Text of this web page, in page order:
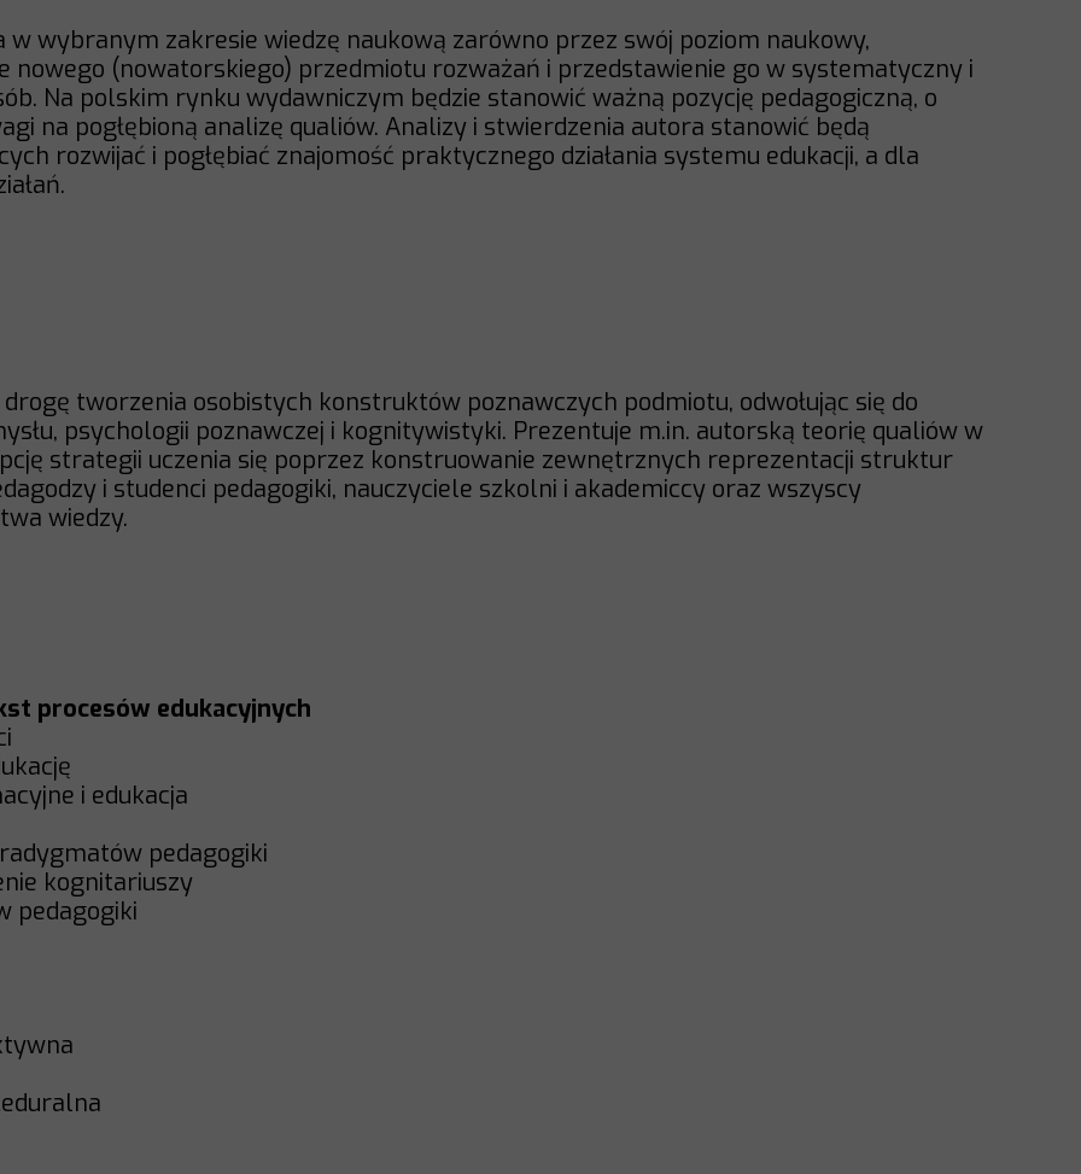
w wybranym zakresie wiedzę naukową zarówno przez swój poziom naukowy,
(nowatorskiego) przedmiotu rozważań i przedstawienie go w systematyczny i
Na polskim rynku wydawniczym będzie stanowić ważną pozycję pedagogiczną, o
na pogłębioną analizę qualiów. Analizy i stwierdzenia autora stanowić będą
rozwijać i pogłębiać znajomość praktycznego działania systemu edukacji, a dla
tworzenia osobistych konstruktów poznawczych podmiotu, odwołując się do
psychologii poznawczej i kognitywistyki. Prezentuje m.in. autorską teorię qualiów w
strategii uczenia się poprzez konstruowanie zewnętrznych reprezentacji struktur
i studenci pedagogiki, nauczyciele szkolni i akademiccy oraz wszyscy
wiedzy.
procesów edukacyjnych
i edukacja
pedagogiki
kognitariuszy
pedagogiki